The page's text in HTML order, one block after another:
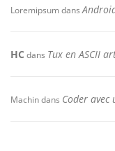
Loremipsumdans
HC dans Tux en ASCII
Machindans Coder avec